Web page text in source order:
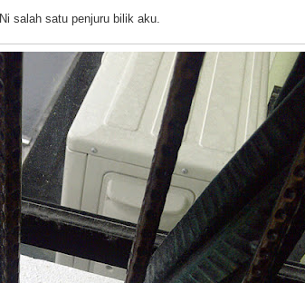
Ni salah satu penjuru bilik aku.